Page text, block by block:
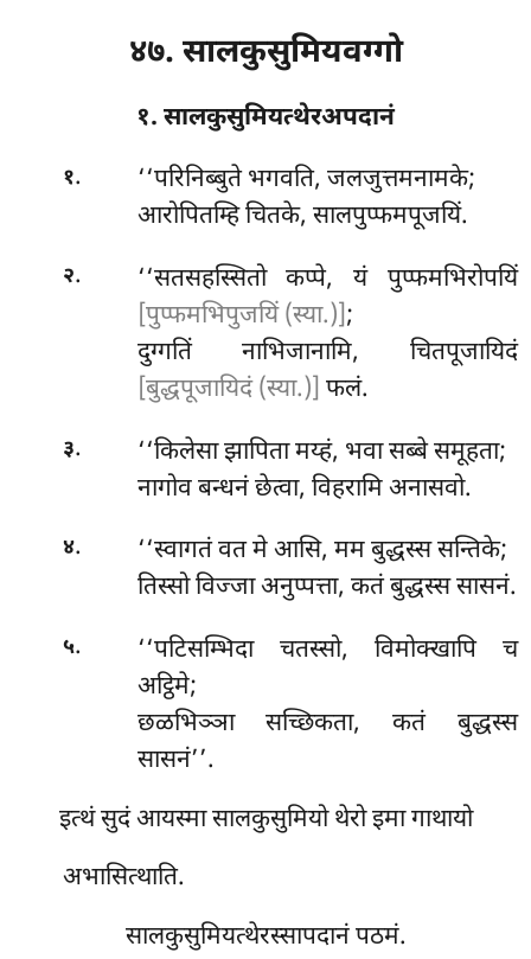
४७. सालकुसुमियवग्गो
१. सालकुसुमियत्थेरअपदानं
१. ‘‘परिनिब्बुतेभगवति, जलजुत्तमनामके;
आरोपितम्हि चितके, सालपुप्फमपूजयिं.
२.
‘‘सतसहस्सितो कप्पे, यं पुप्फमभिरोपयिं
[पुप्फमभिपुजयिं (स्या.)];
दुग्गतिं नाभिजानामि, चितपूजायिदं
[बुद्धपूजायिदं (स्या.)] फलं.
३.
‘‘किलेसा झापिता मय्हं, भवा सब्बे समूहता;
नागोव बन्धनं छेत्वा, विहरामि अनासवो.
४.
‘‘स्वागतं वत मे आसि, मम बुद्धस्स सन्तिके;
तिस्सो विज्जा अनुप्पत्ता, कतं बुद्धस्स सासनं.
५.
‘‘पटिसम्भिदा चतस्सो, विमोक्खापि च
अट्ठिमे;
छळभिञ्ञा सच्छिकता, कतं बुद्धस्स
सासनं’’.
इत्थं सुदं आयस्मा सालकुसुमियो थेरो इमा गाथायो
अभासित्थाति.
सालकुसुमियत्थेरस्सापदानं पठमं.